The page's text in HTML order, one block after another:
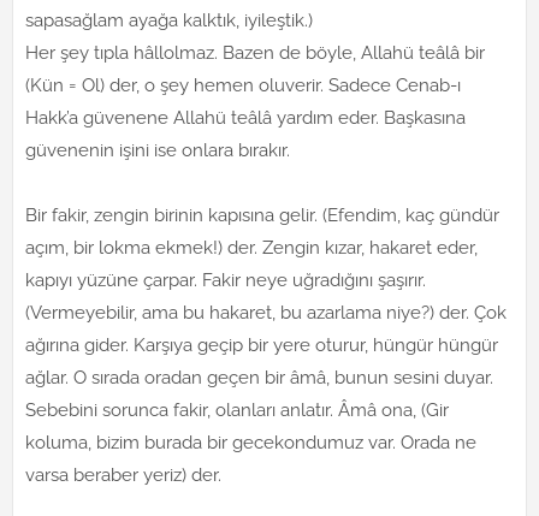
sapasağlam ayağa kalktık, iyileştik.)
Her şey tıpla hâllolmaz. Bazen de böyle, Allahü teâlâ bir
(Kün = Ol) der, o şey hemen oluverir. Sadece Cenab-ı
Hakk’a güvenene Allahü teâlâ yardım eder. Başkasına
güvenenin işini ise onlara bırakır.
Bir fakir, zengin birinin kapısına gelir. (Efendim, kaç gündür
açım, bir lokma ekmek!) der. Zengin kızar, hakaret eder,
kapıyı yüzüne çarpar. Fakir neye uğradığını şaşırır.
(Vermeyebilir, ama bu hakaret, bu azarlama niye?) der. Çok
ağırına gider. Karşıya geçip bir yere oturur, hüngür hüngür
ağlar. O sırada oradan geçen bir âmâ, bunun sesini duyar.
Sebebini sorunca fakir, olanları anlatır. Âmâ ona, (Gir
koluma, bizim burada bir gecekondumuz var. Orada ne
varsa beraber yeriz) der.